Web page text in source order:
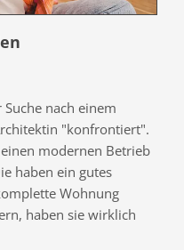
nach einem
"konfrontiert".
modernen Betrieb
haben ein gutes
Wohnung
haben sie wirklich